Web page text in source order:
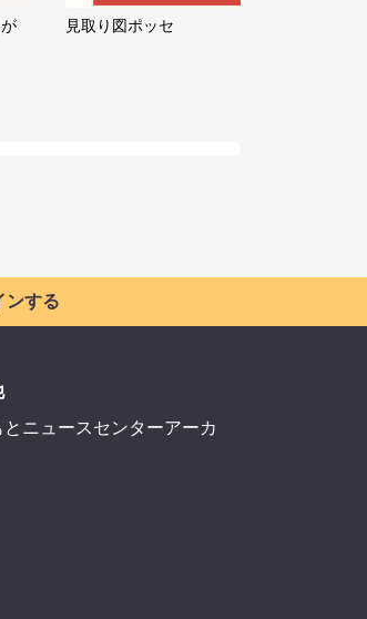
見取り図ポッセ
ンする
とニュースセンターアーカ